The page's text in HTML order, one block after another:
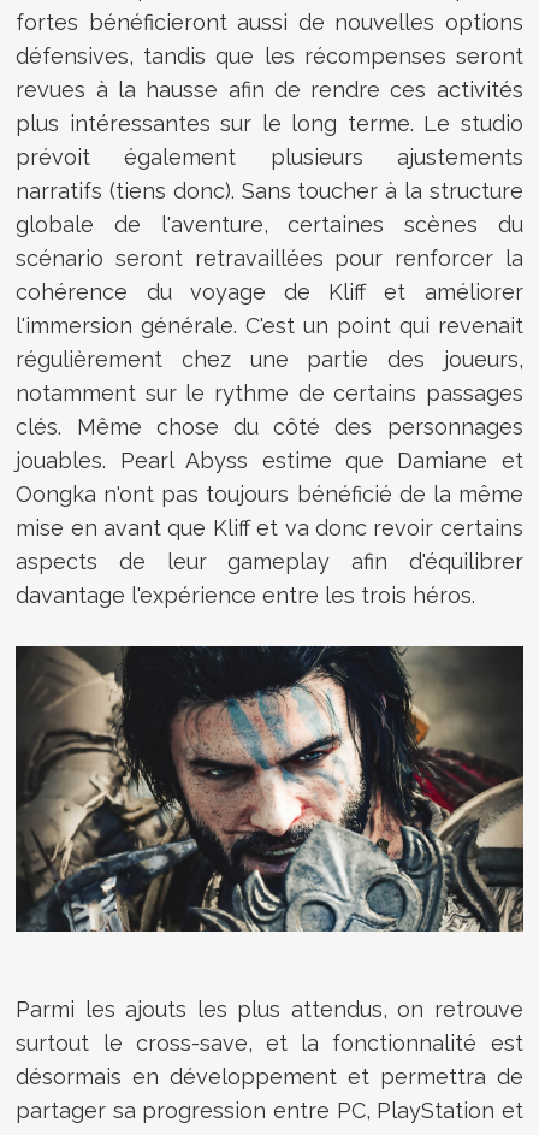
fortes bénéficieront aussi de nouvelles options
défensives, tandis que les récompenses seront
revues à la hausse afin de rendre ces activités
plus intéressantes sur le long terme. Le studio
prévoit également plusieurs ajustements
narratifs (tiens donc). Sans toucher à la structure
globale de l'aventure, certaines scènes du
scénario seront retravaillées pour renforcer la
cohérence du voyage de Kliff et améliorer
l'immersion générale. C'est un point qui revenait
régulièrement chez une partie des joueurs,
notamment sur le rythme de certains passages
clés. Même chose du côté des personnages
jouables. Pearl Abyss estime que Damiane et
Oongka n'ont pas toujours bénéficié de la même
mise en avant que Kliff et va donc revoir certains
aspects de leur gameplay afin d'équilibrer
davantage l'expérience entre les trois héros.
Parmi les ajouts les plus attendus, on retrouve
surtout le cross-save, et la fonctionnalité est
désormais en développement et permettra de
partager sa progression entre PC, PlayStation et